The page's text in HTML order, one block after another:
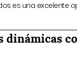
es una excelente